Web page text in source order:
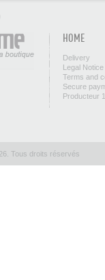
HOME
Delivery
Legal Notice
Terms and
Secure
Producteur
Tous droits réservés